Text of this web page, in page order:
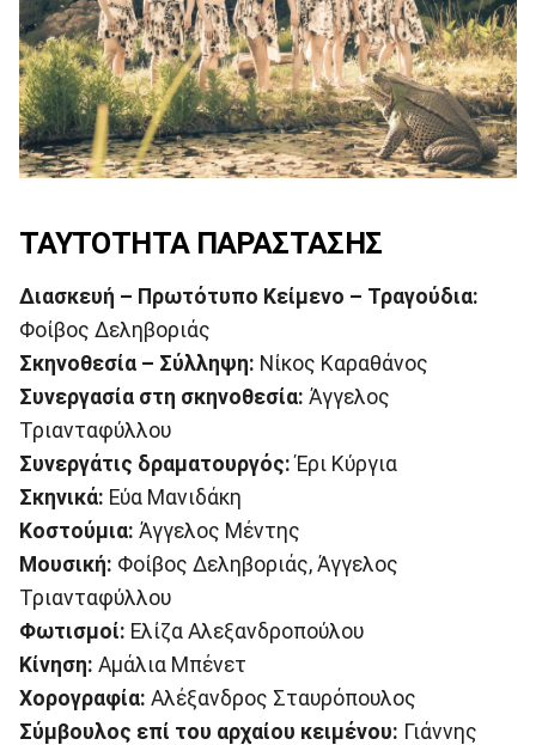
ΤΑΥΤΟΤΗΤΑ ΠΑΡΑΣΤΑΣΗΣ
Διασκευή – Πρωτότυπο Κείμενο – Τραγούδια:
Φοίβος Δεληβοριάς
Σκηνοθεσία – Σύλληψη: Νίκος Καραθάνος
Συνεργασία στη σκηνοθεσία: Άγγελος
Τριανταφύλλου
Συνεργάτις δραματουργός:Έρι Κύργια
Σκηνικά: Εύα Μανιδάκη
Κοστούμια: Άγγελος Μέντης
Μουσική: Φοίβος Δεληβοριάς, Άγγελος
Τριανταφύλλου
Φωτισμοί: Ελίζα Αλεξανδροπούλου
Κίνηση: Αμάλια Μπένετ
Χορογραφία: Αλέξανδρος Σταυρόπουλος
Σύμβουλος επί του αρχαίου κειμένου: Γιάννης